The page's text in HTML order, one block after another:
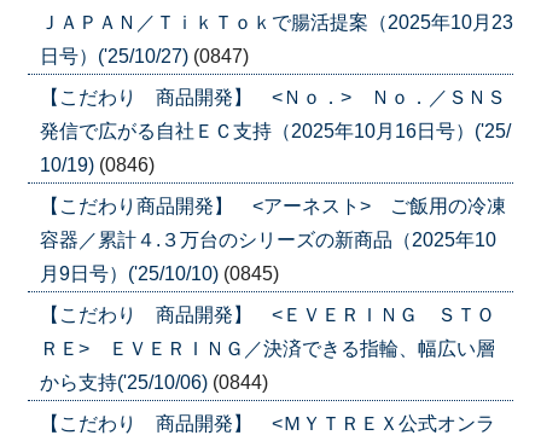
ＪＡＰＡＮ／ＴｉｋＴｏｋで腸活提案（2025年10月23
日号）('25/10/27) (0847)
【こだわり 商品開発】 <Ｎｏ．> Ｎｏ．／ＳＮＳ
発信で広がる自社ＥＣ支持（2025年10月16日号）('25/
10/19) (0846)
【こだわり商品開発】 <アーネスト> ご飯用の冷凍
容器／累計４.３万台のシリーズの新商品（2025年10
月9日号）('25/10/10) (0845)
【こだわり 商品開発】 <ＥＶＥＲＩＮＧ ＳＴＯ
ＲＥ> ＥＶＥＲＩＮＧ／決済できる指輪、幅広い層
から支持('25/10/06) (0844)
【こだわり 商品開発】 <ＭＹＴＲＥＸ公式オンラ